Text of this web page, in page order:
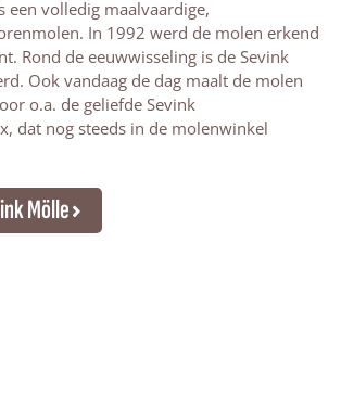
een volledig maalvaardige,
In 1992 werd de molen erkend
Rond de eeuwwisseling is de Sevink
Ook vandaag de dag maalt de molen
o.a. de geliefde Sevink
dat nog steeds in de molenwinkel
Mölle